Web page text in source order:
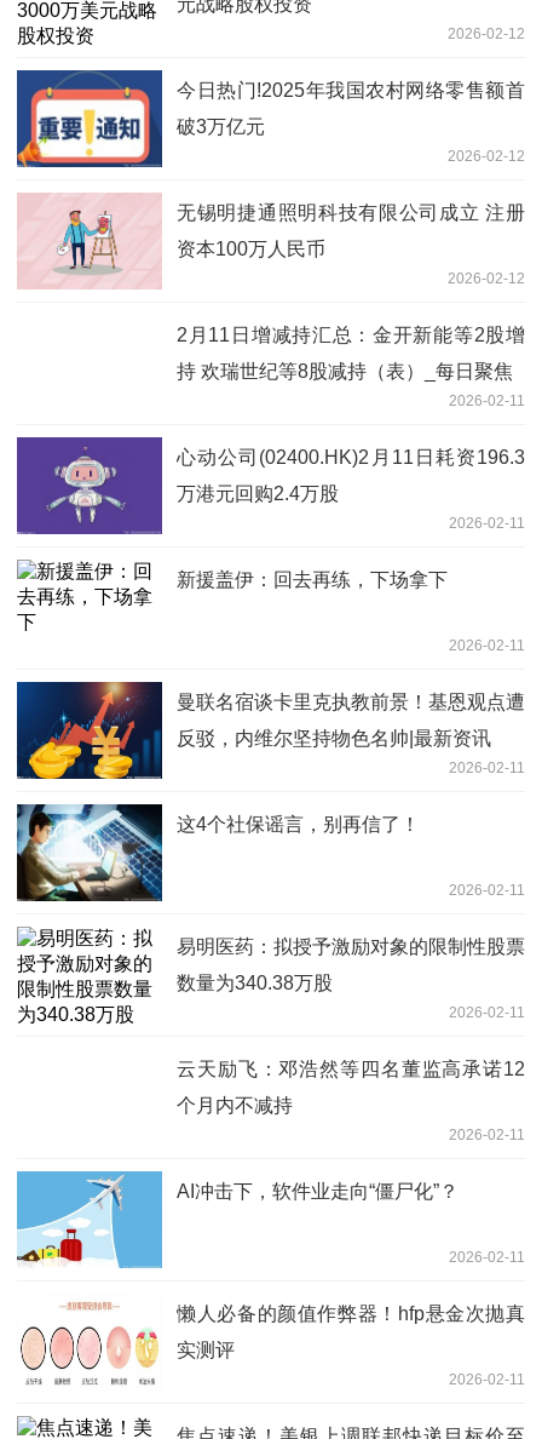
元战略股权投资
2026-02-12
今日热门!2025年我国农村网络零售额首
破3万亿元
2026-02-12
无锡明捷通照明科技有限公司成立 注册
资本100万人民币
2026-02-12
2月11日增减持汇总：金开新能等2股增
持 欢瑞世纪等8股减持（表）_每日聚焦
2026-02-11
心动公司(02400.HK)2月11日耗资196.3
万港元回购2.4万股
2026-02-11
新援盖伊：回去再练，下场拿下
2026-02-11
曼联名宿谈卡里克执教前景！基恩观点遭
反驳，内维尔坚持物色名帅|最新资讯
2026-02-11
这4个社保谣言，别再信了！
2026-02-11
易明医药：拟授予激励对象的限制性股票
数量为340.38万股
2026-02-11
云天励飞：邓浩然等四名董监高承诺12
个月内不减持
2026-02-11
AI冲击下，软件业走向“僵尸化”？
2026-02-11
懒人必备的颜值作弊器！hfp悬金次抛真
实测评
2026-02-11